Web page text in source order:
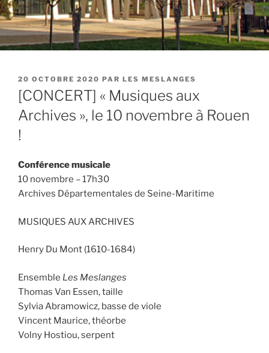
PUBLIÉ
LE
20 OCTOBRE 2020 PAR LES MESLANGES
[CONCERT] « Musiques aux
Archives », le 10 novembre à Rouen
!
Conférence musicale
10 novembre – 17h30
Archives Départementales de Seine-Maritime
MUSIQUES AUX ARCHIVES
Henry Du Mont (1610-1684)
Ensemble Les Meslanges
Thomas Van Essen, taille
Sylvia Abramowicz, basse de viole
Vincent Maurice, théorbe
Volny Hostiou, serpent